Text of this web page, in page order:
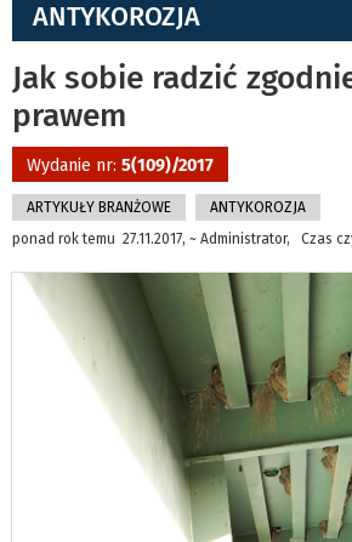
ANTYKOROZJA
Jak sobie radzić
prawem
Wydanie nr: 5(109)/2017
ARTYKUŁY BRANŻOWE
ANTYKOROZJA
ponad rok temu 27.11.2017, ~ Administrator, Czas